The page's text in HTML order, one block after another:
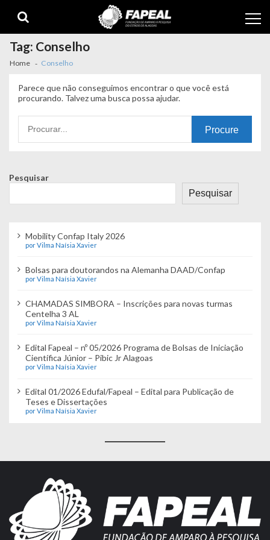
navigation
content
Tag: Conselho
Home Conselho
Parece que não conseguimos encontrar o que você está
procurando. Talvez uma busca possa ajudar.
por:
Pesquisar
Pesquisar
Mobility Confap Italy 2026
por Vilma Naísia Xavier
Bolsas para doutorandos na Alemanha DAAD/Confap
por Vilma Naísia Xavier
CHAMADAS SIMBORA – Inscrições para novas turmas
Centelha 3 AL
por Vilma Naísia Xavier
Edital Fapeal – nº 05/2026 Programa de Bolsas de Iniciação
Científica Júnior – Pibic Jr Alagoas
por Vilma Naísia Xavier
Edital 01/2026 Edufal/Fapeal – Edital para Publicação de
Teses e Dissertações
por Vilma Naísia Xavier